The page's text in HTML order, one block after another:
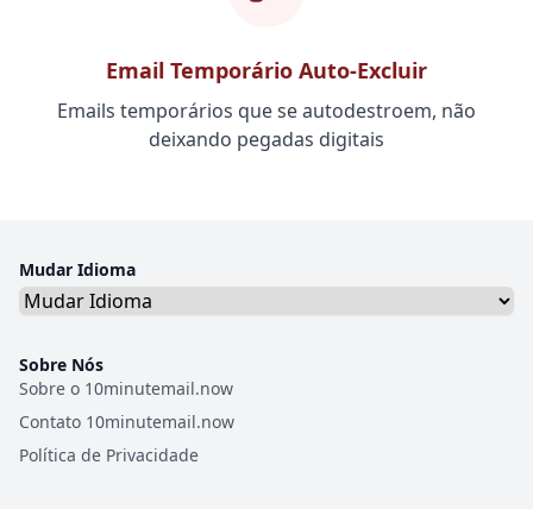
Email Temporário Auto-Excluir
Emails temporários que se autodestroem, não
deixando pegadas digitais
Mudar Idioma
Sobre Nós
Sobre o 10minutemail.now
Contato 10minutemail.now
Política de Privacidade